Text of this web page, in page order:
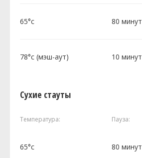
65°c 80 минут
78°c (мэш-аут) 10 минут
Сухие стауты
Температура: Пауза:
65°c 80 минут